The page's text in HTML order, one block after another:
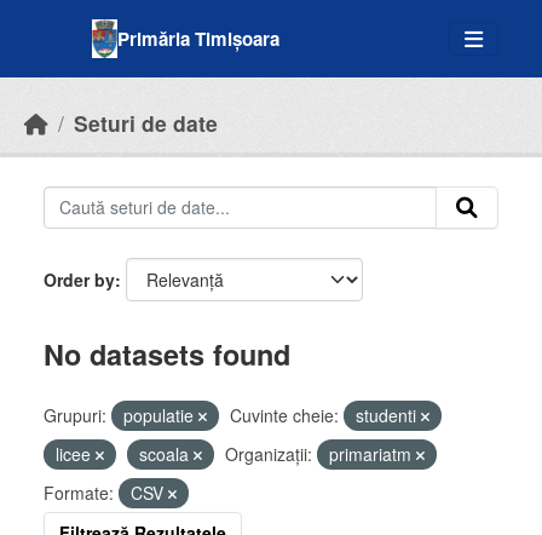
Primăria Timișoara
Seturi de date
Order by
No datasets found
Grupuri: populatie Cuvinte cheie:
studenti
licee
scoala Organizații:
primariatm
Formate:
CSV